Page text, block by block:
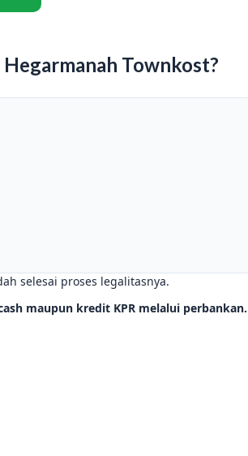
Townkost?
selesai proses legalitasnya.
maupun kredit KPR melalui perbankan.